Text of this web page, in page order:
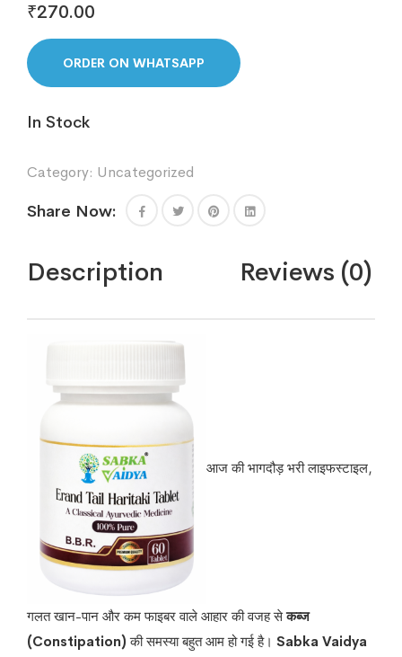
₹270.00
ORDER ON WHATSAPP
In Stock
Category: Uncategorized
Share Now:
Description Reviews (0)
आज की भागदौड़ भरी लाइफस्टाइल,
गलत खान-पान और कम फाइबर वाले आहार की वजह सेकब्ज
(Constipation) की समस्या बहुत आम हो गई है। Sabka Vaidya